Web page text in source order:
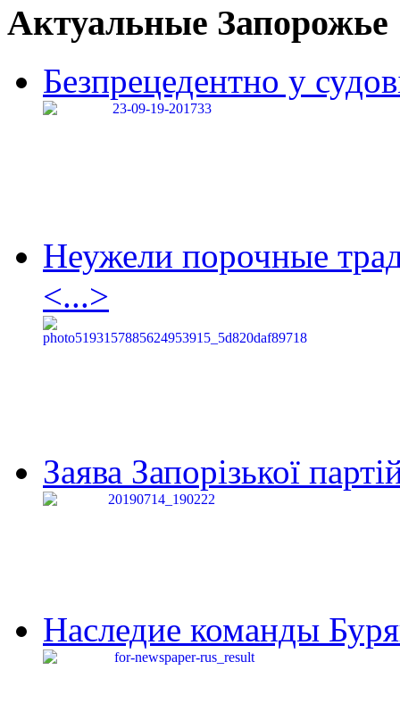
Актуальные Запорожье
Безпрецедентно у
Неужели порочные
<...>
Заява Запорізької
Наследие команды